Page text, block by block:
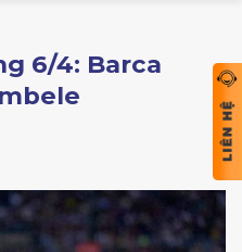
6/4: Barca